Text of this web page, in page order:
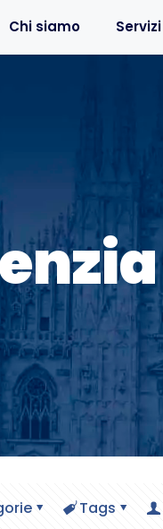
Chi siamo Servizi
Tags